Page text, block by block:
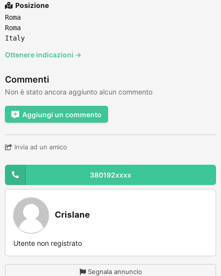
Posizione
Roma
Roma
Italy
Ottenere indicazioni →
Commenti
Non è stato ancora aggiunto alcun commento
Aggiungi un commento
Invia ad un amico
380192xxxx
Crislane
Utente non registrato
Segnala annuncio